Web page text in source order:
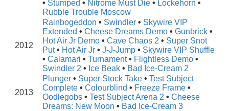
• Stumped • Nitrome Must Die • Lockehorn •
Rubble Trouble Moscow
2012
Rainbogeddon • Swindler • Skywire VIP
Extended • Cheese Dreams Demo • Gunbrick •
Hot Air Jr Demo • Cave Chaos 2 • Super Snot
Put • Hot Air Jr • J-J-Jump • Skywire VIP Shuffle
• Calamari • Turnament • Flightless Demo •
Swindler 2 • Ice Beak • Bad Ice-Cream 2
2013
Plunger • Super Stock Take • Test Subject
Complete • Colourblind • Freeze Frame •
Oodlegobs • Test Subject Arena 2 • Cheese
Dreams: New Moon • Bad Ice-Cream 3